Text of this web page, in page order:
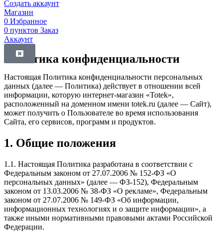
Создать аккаунт
Магазин
0 Избранное
0 пунктов Заказ
Аккаунт
Политика конфиденциальности
Настоящая Политика конфиденциальности персональных
данных (далее — Политика) действует в отношении всей
информации, которую интернет-магазин «Totek»,
расположенный на доменном имени totek.ru (далее — Сайт),
может получить о Пользователе во время использования
Сайта, его сервисов, программ и продуктов.
1. Общие положения
1.1. Настоящая Политика разработана в соответствии с
Федеральным законом от 27.07.2006 № 152-ФЗ «О
персональных данных» (далее — ФЗ-152), Федеральным
законом от 13.03.2006 № 38-ФЗ «О рекламе», Федеральным
законом от 27.07.2006 № 149-ФЗ «Об информации,
информационных технологиях и о защите информации», а
также иными нормативными правовыми актами Российской
Федерации.